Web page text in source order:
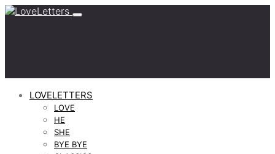
LOVELETTERS
LOVE
HE
SHE
BYE BYE